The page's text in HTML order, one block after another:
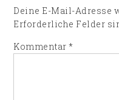
Deine E-Mail-Adresse
Erforderliche Felder
Kommentar*